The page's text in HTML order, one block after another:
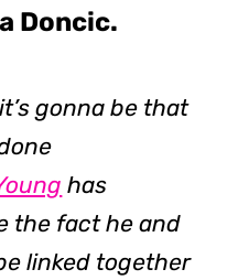
Doncic.
gonna be that
has
the fact he and
linked together